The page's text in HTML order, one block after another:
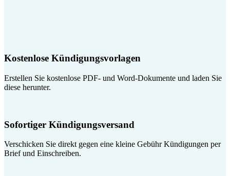
Kostenlose Kündigungsvorlagen
Erstellen Sie kostenlose PDF- und Word-Dokumente und laden Sie
diese herunter.
Sofortiger Kündigungsversand
Verschicken Sie direkt gegen eine kleine Gebühr Kündigungen per
Brief und Einschreiben.